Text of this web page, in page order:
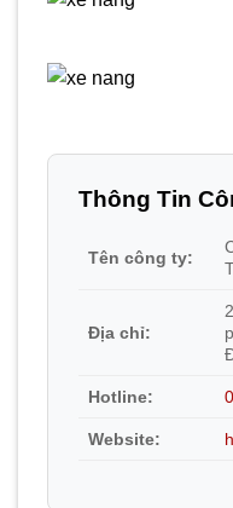
Thông Tin
Tên công ty:
Địa chỉ:
Hotline:
Website: